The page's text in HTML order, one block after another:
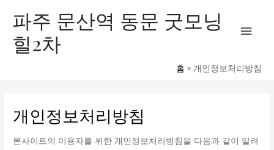
파주 문산역 동문 굿모닝
힐2차
인
메
홈 개인정보처리방침
개인정보처리방침
본사이트의 이용자를 위한 개인정보처리방침을 다음과 같이 알려